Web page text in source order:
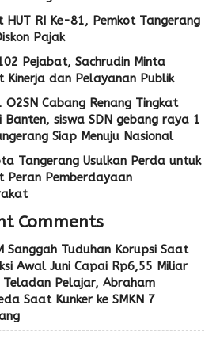
HUT RI Ke-81, Pemkot Tangerang
Pajak
Pejabat, Sachrudin Minta
Kinerja dan Pelayanan Publik
O2SN Cabang Renang Tingkat
Banten, siswa SDN gebang raya 1
Siap Menuju Nasional
Tangerang Usulkan Perda untuk
Peran Pemberdayaan
Comments
Sanggah Tuduhan Korupsi Saat
Awal Juni Capai Rp6,55 Miliar
Teladan Pelajar, Abraham
Saat Kunker ke SMKN 7